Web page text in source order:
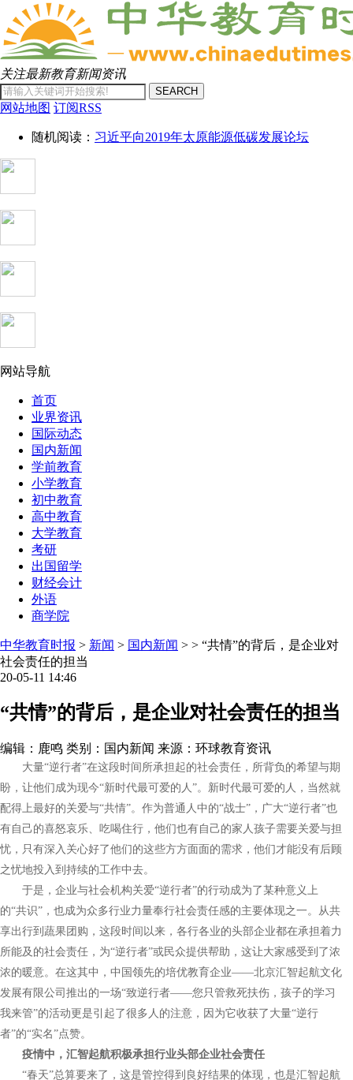
关注最新教育新闻资讯
SEARCH
网站地图 订阅RSS
随机阅读： 习近平向2019年太原能源低碳发展论坛
网站导航
首页
业界资讯
国际动态
国内新闻
学前教育
小学教育
初中教育
高中教育
大学教育
考研
出国留学
财经会计
外语
商学院
中华教育时报 > 新闻 > 国内新闻 > > “共情”的背后，是企业对
社会责任的担当
20-05-11 14:46
“共情”的背后，是企业对社会责任的担当
编辑：鹿鸣 类别：国内新闻 来源：环球教育资讯
大量“逆行者”在这段时间所承担起的社会责任，所背负的希望与期
盼，让他们成为现今“新时代最可爱的人”。新时代最可爱的人，当然就
配得上最好的关爱与“共情”。作为普通人中的“战士”，广大“逆行者”也
有自己的喜怒哀乐、吃喝住行，他们也有自己的家人孩子需要关爱与担
忧，只有深入关心好了他们的这些方方面面的需求，他们才能没有后顾
之忧地投入到持续的工作中去。
于是，企业与社会机构关爱“逆行者”的行动成为了某种意义上
的“共识”，也成为众多行业力量奉行社会责任感的主要体现之一。从共
享出行到蔬果团购，这段时间以来，各行各业的头部企业都在承担着力
所能及的社会责任，为“逆行者”或民众提供帮助，这让大家感受到了浓
浓的暖意。在这其中，中国领先的培优教育企业——北京汇智起航文化
发展有限公司推出的一场“致逆行者——您只管救死扶伤，孩子的学习
我来管”的活动更是引起了很多人的注意，因为它收获了大量“逆行
者”的“实名”点赞。
疫情中， 汇智起航积极承担行业头部企业社会责任
“春天”总算要来了，这是管控得到良好结果的体现，也是汇智起航